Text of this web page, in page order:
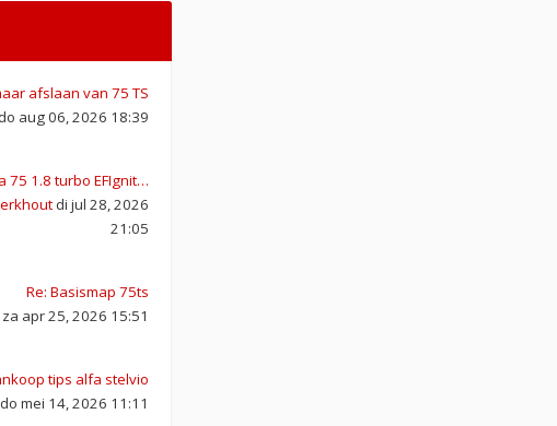
afslaan van 75 TS
do aug 06, 2026 18:39
75 1.8 turbo EFIgnit…
di jul 28, 2026
21:05
Re: Basismap 75ts
za apr 25, 2026 15:51
tips alfa stelvio
do mei 14, 2026 11:11